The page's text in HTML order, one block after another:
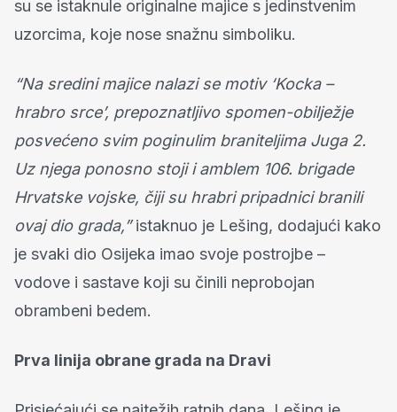
su se istaknule originalne majice s jedinstvenim
uzorcima, koje nose snažnu simboliku.
“Na sredini majice nalazi se motiv ‘Kocka –
hrabro srce’, prepoznatljivo spomen-obilježje
posvećeno svim poginulim braniteljima Juga 2.
Uz njega ponosno stoji i amblem 106. brigade
Hrvatske vojske, čiji su hrabri pripadnici branili
ovaj dio grada,”istaknuo je Lešing, dodajući kako
je svaki dio Osijeka imao svoje postrojbe –
vodove i sastave koji su činili neprobojan
obrambeni bedem.
Prva linija obrane grada na Dravi